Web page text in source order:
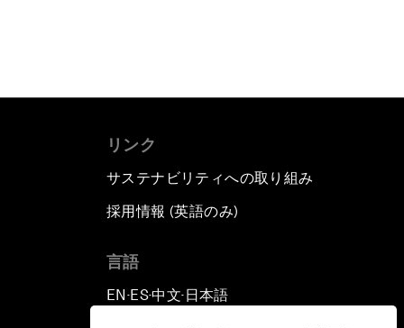
リンク
サステナビリティへの取り組み
採用情報 (英語のみ)
言語
EN ▪ ES▪中文▪ 日本語